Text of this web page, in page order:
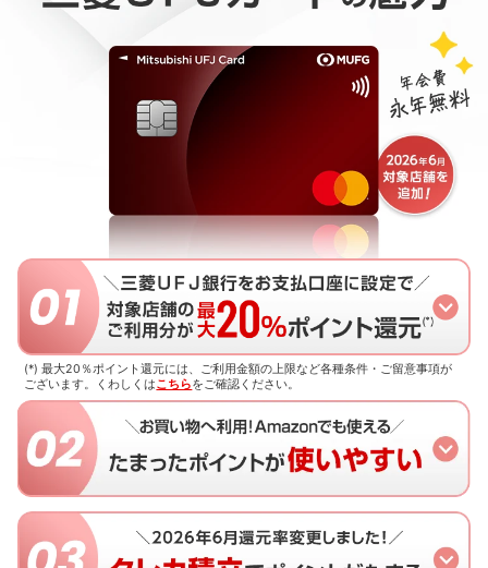
(*) 最大20％ポイント還元には、ご利用金額の上限など各種条件・ご留意事項が
ございます。
くわしくはこちらをご確認ください。